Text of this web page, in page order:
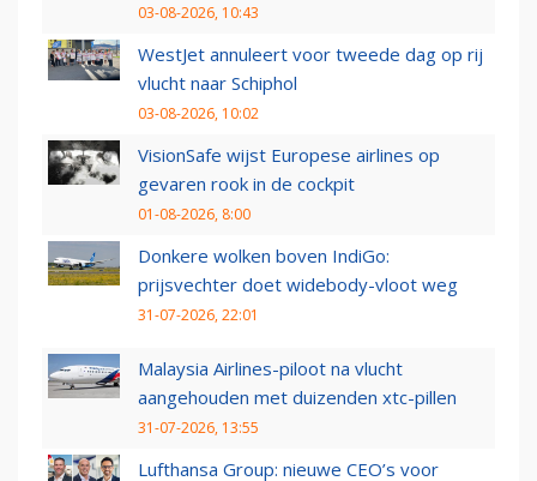
03-08-2026, 10:43
WestJet annuleert voor tweede dag op rij
vlucht naar Schiphol
03-08-2026, 10:02
VisionSafe wijst Europese airlines op
gevaren rook in de cockpit
01-08-2026, 8:00
Donkere wolken boven IndiGo:
prijsvechter doet widebody-vloot weg
31-07-2026, 22:01
Malaysia Airlines-piloot na vlucht
aangehouden met duizenden xtc-pillen
31-07-2026, 13:55
Lufthansa Group: nieuwe CEO’s voor